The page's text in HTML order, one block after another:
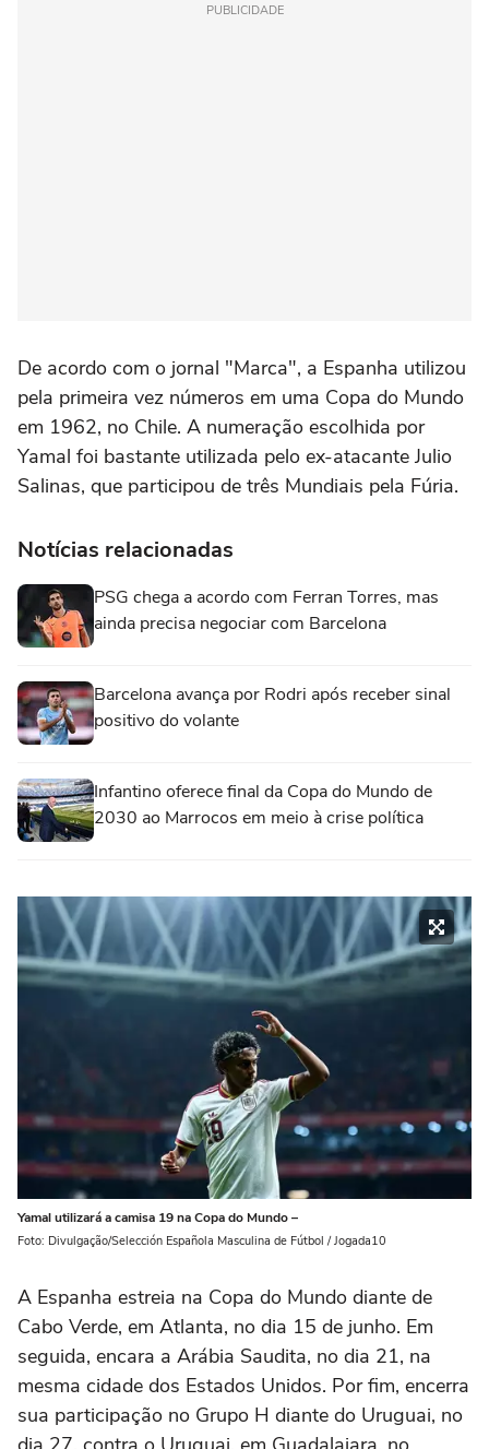
PUBLICIDADE
De acordo com o jornal "Marca", a Espanha utilizou
pela primeira vez números em uma Copa do Mundo
em 1962, no Chile. A numeração escolhida por
Yamal foi bastante utilizada pelo ex-atacante Julio
Salinas, que participou de três Mundiais pela Fúria.
Notícias relacionadas
PSG chega a acordo com Ferran Torres, mas
ainda precisa negociar com Barcelona
Barcelona avança por Rodri após receber sinal
positivo do volante
Infantino oferece final da Copa do Mundo de
2030 ao Marrocos em meio à crise política
Yamal utilizará a camisa 19 na Copa do Mundo –
Foto: Divulgação/Selección Española Masculina de Fútbol / Jogada10
A Espanha estreia na Copa do Mundo diante de
Cabo Verde, em Atlanta, no dia 15 de junho. Em
seguida, encara a Arábia Saudita, no dia 21, na
mesma cidade dos Estados Unidos. Por fim, encerra
sua participação no Grupo H diante do Uruguai, no